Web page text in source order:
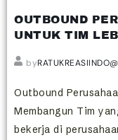
OUTBOUND
UNTUK TIM
by
Outbound
Membangun Tim
bekerja di